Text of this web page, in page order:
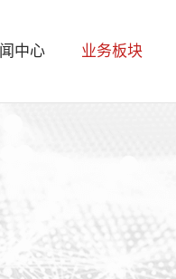
中心 业务板块